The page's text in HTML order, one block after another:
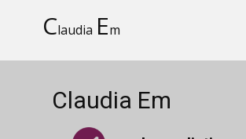
Claudia Em
Claudia Em